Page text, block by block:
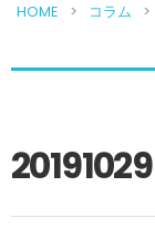
HOME コラム
20191029